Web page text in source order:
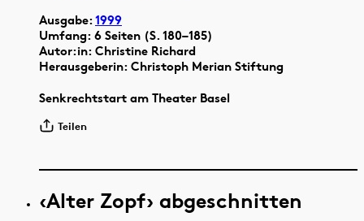
Ausgabe:1999
Umfang: 6 Seiten (S. 180–185)
Autor:in: Christine Richard
Herausgeberin: Christoph Merian Stiftung
Senkrechtstart am Theater Basel
Teilen
‹Alter Zopf› abgeschnitten